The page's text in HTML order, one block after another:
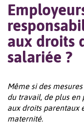
aux droits
salariée ?
Même si des
du travail, de plus en
aux droits parentaux
maternité.